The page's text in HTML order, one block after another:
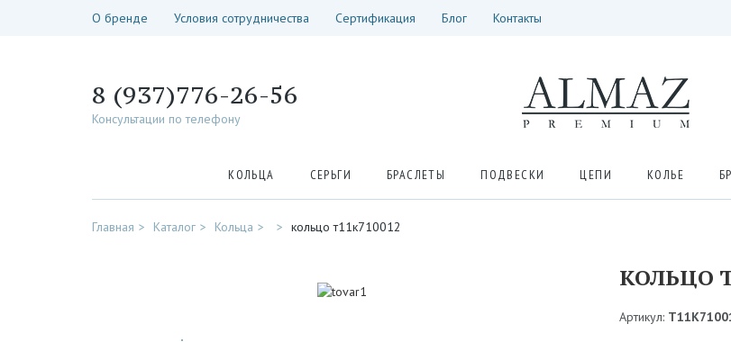
О бренде Условия сотрудничества Сертификация Блог Контакты
8 (937)776-26-56
Консультации по телефону
КОЛЬЦА СЕРЬГИ БРАСЛЕТЫ ПОДВЕСКИ ЦЕПИ КОЛЬЕ
Главная Каталог Кольца кольцо т11к710012
КОЛЬЦО
Артикул: